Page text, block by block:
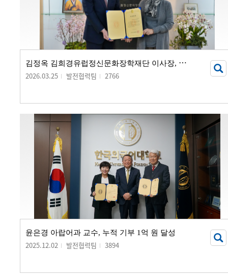
김
정옥 김희경유럽정신문화장학재단 이사장, 발전기금 20억 원 기부
2026.03.25 발전협력팀 2766
윤은경 아랍어과 교수, 누적 기부 1억 원 달성
2025.12.02 발전협력팀 3894